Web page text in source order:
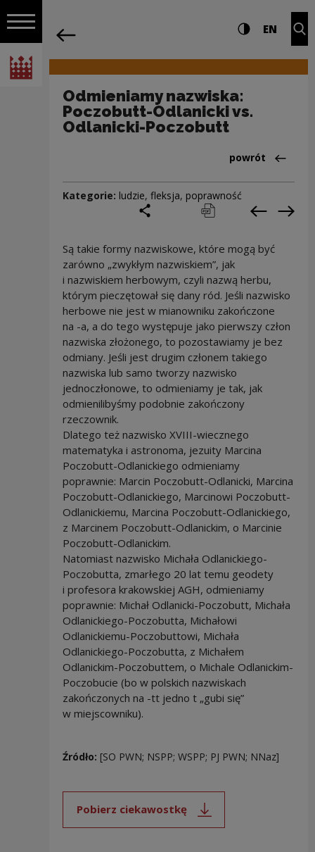
Włącz nawigację
Narodowe Centrum Kultury
Nawigacja Ustawienia i Wysoki
EN
Odmieniamy nazwiska:
Poczobutt-Odlanicki vs.
Odlanicki-Poczobutt
Powrót
powrót
Kategorie: ludzie, fleksja, poprawność
podziel się
drukuj pobierz
Są takie formy nazwiskowe, które mogą być
zarówno „zwykłym nazwiskiem”, jak
i nazwiskiem herbowym, czyli nazwą herbu,
którym pieczętował się dany ród. Jeśli nazwisko
herbowe nie jest w mianowniku zakończone
na -a, a do tego występuje jako pierwszy człon
nazwiska złożonego, to pozostawiamy je bez
odmiany. Jeśli jest drugim członem takiego
nazwiska lub samo tworzy nazwisko
jednoczłonowe, to odmieniamy je tak, jak
odmienilibyśmy podobnie zakończony
rzeczownik.
Dlatego też nazwisko XVIII-wiecznego
matematyka i astronoma, jezuity Marcina
Poczobutt-Odlanickiego odmieniamy
poprawnie: Marcin Poczobutt-Odlanicki, Marcina
Poczobutt-Odlanickiego, Marcinowi Poczobutt-
Odlanickiemu, Marcina Poczobutt-Odlanickiego,
z Marcinem Poczobutt-Odlanickim, o Marcinie
Poczobutt-Odlanickim.
Natomiast nazwisko Michała Odlanickiego-
Poczobutta, zmarłego 20 lat temu geodety
i profesora krakowskiej AGH, odmieniamy
poprawnie: Michał Odlanicki-Poczobutt, Michała
Odlanickiego-Poczobutta, Michałowi
Odlanickiemu-Poczobuttowi, Michała
Odlanickiego-Poczobutta, z Michałem
Odlanickim-Poczobuttem, o Michale Odlanickim-
Poczobucie (bo w polskich nazwiskach
zakończonych na -tt jedno t „gubi się”
w miejscowniku).
Źródło: [SO PWN; NSPP; WSPP; PJ PWN; NNaz]
Pobierz ciekawostkę
Uwaga, link zostanie otwarty